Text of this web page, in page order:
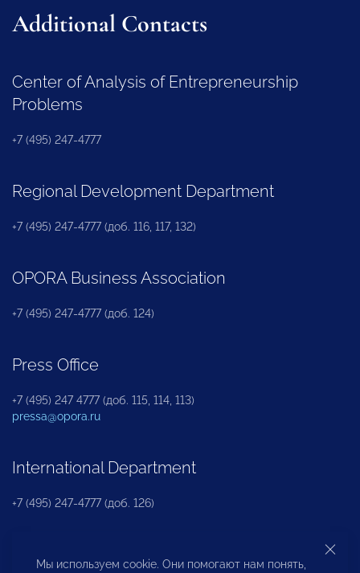
Additional Contacts
Center of Analysis of Entrepreneurship
Problems
+7 (495) 247-4777
Regional Development Department
+7 (495) 247-4777 (доб. 116, 117, 132)
OPORA Business Association
+7 (495) 247-4777 (доб. 124)
Press Office
+7 (495) 247 4777 (доб. 115, 114, 113)
pressa@opora.ru
International Department
+7 (495) 247-4777 (доб. 126)
Business and Investment Rights Protection
Мы используем cookie. Они помогают нам понять,